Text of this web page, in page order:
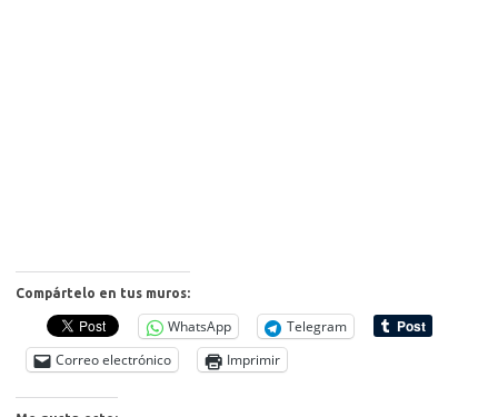
Compártelo en tus muros:
WhatsApp
Telegram
Correo electrónico
Imprimir